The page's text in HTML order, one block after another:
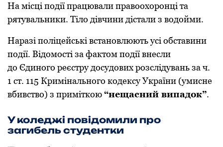
На місці події працювали правоохоронці та
рятувальники. Тіло дівчини дістали з водойми.
Наразі поліцейські встановлюють усі обставини
події. Відомості за фактом події внесли
до Єдиного реєстру досудових розслідувань за ч.
1 ст. 115 Кримінального кодексу України (умисне
вбивство) з приміткою“нещасний випадок”.
У коледжі повідомили про
загибель студентки